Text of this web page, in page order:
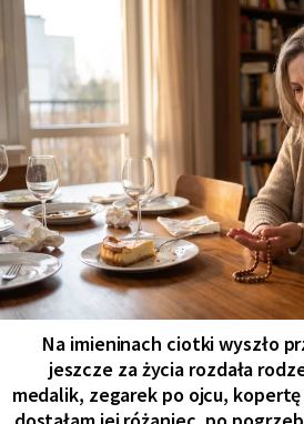
Na imieninach ciotki wyszło
jeszcze za życia rozdała
medalik, zegarek po ojcu,